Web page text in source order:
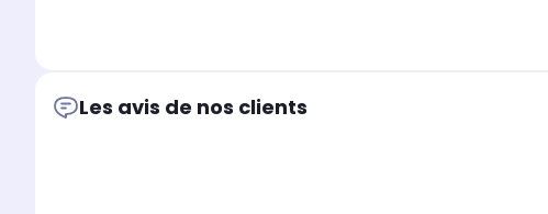
Les avis de nos clients